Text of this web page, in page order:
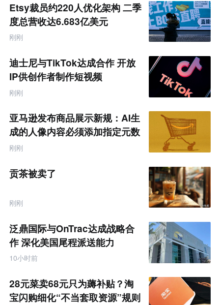
来
零
售
跨
境
商
产
业
互
联
网
题
Etsy裁员约220人优化架构 二季
度总营收达6.683亿美元
刚刚
迪士尼与TikTok达成合作 开放
IP供创作者制作短视频
刚刚
亚马逊发布商品展示新规：AI生
成的人像内容必须添加指定元数
据
刚刚
贡茶被卖了
刚刚
泛鼎国际与OnTrac达成战略合
作 深化美国尾程派送能力
10小时前
28元菜卖68元只为薅补贴？淘
宝闪购细化“不当套取资源”规则